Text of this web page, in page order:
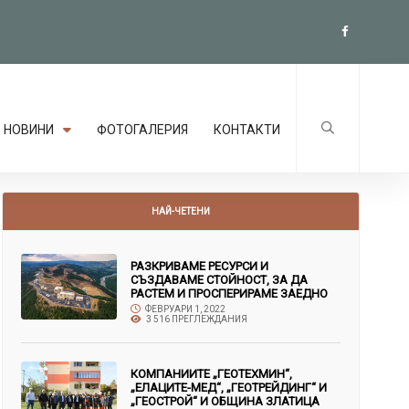
НОВИНИ ФОТОГАЛЕРИЯ КОНТАКТИ
НАЙ-ЧЕТЕНИ
РАЗКРИВАМЕ РЕСУРСИ И
СЪЗДАВАМЕ СТОЙНОСТ, ЗА ДА
РАСТЕМ И ПРОСПЕРИРАМЕ ЗАЕДНО
ФЕВРУАРИ 1, 2022
3 516 ПРЕГЛЕЖДАНИЯ
КОМПАНИИТЕ „ГЕОТЕХМИН“,
„ЕЛАЦИТЕ-МЕД“, „ГЕОТРЕЙДИНГ“ И
„ГЕОСТРОЙ“ И ОБЩИНА ЗЛАТИЦА